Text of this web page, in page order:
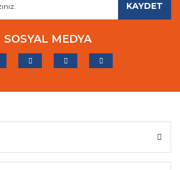
KAYDET
SOSYAL MEDYA